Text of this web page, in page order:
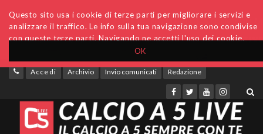
OK
Questo sito usa i cookie di terze parti per migliorare i servizi e
analizzare il traffico. Le info sulla tua navigazione sono condivise
con queste terze parti. Navigando ne accetti l'uso dei cookie.
Accedi Archivio Invio comunicati Redazione